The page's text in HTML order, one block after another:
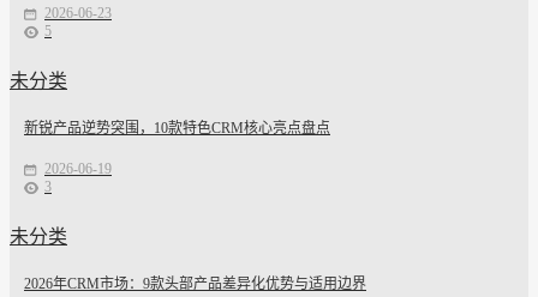
2026-06-23
5
未分类
新锐产品逆势突围，10款特色CRM核心亮点盘点
2026-06-19
3
未分类
2026年CRM市场：9款头部产品差异化优势与适用边界